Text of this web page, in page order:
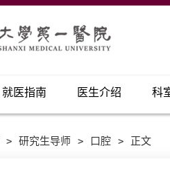
就医指南 医生介绍 科
> 研究生导师 > 口腔 > 正文